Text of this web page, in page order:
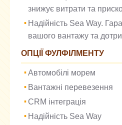
знижує витрати та
Надійність Sea Way.
вашого вантажу та
ОПЦІЇ ФУЛФІЛМЕНТУ
Автомобілі морем
Вантажні перевезення
CRM інтеграція
Надійність Sea Way